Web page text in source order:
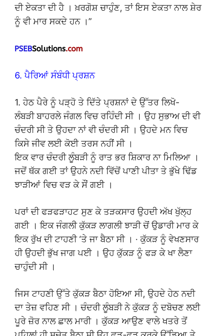
ਦੀ ਏਕਤਾ ਦੀ ਹੈ । ਖ਼ਰਗੋਸ਼ ਚਾਹੁੰਣ, ਤਾਂ ਇਸ ਏਕਤਾ ਨਾਲ ਸ਼ੇਰ
ਨੂੰ ਵੀ ਮਾਰ ਸਕਦੇ ਹਨ ।”
6. ਪੈਰਿਆਂ ਸੰਬੰਧੀ ਪ੍ਰਸ਼ਨ
1. ਹੇਠ ਪੈਰੇ ਨੂੰ ਪੜ੍ਹੋ ਤੇ ਦਿੱਤੇ ਪ੍ਰਸ਼ਨਾਂ ਦੇ ਉੱਤਰ ਲਿਖੋ-
ਲੰਬੜੀ ਬਾਹਰਲੇ ਜੰਗਲ ਵਿਚ ਰਹਿੰਦੀ ਸੀ । ਉਹ ਸੁਭਾਅ ਦੀ ਵੀ
ਚੰਦਰੀ ਸੀ ਤੇ ਉਹਦਾ ਨਾਂ ਵੀ ਚੰਦਰੀ ਸੀ । ਉਹਦੇ ਮਨ ਵਿਚ
ਕਿਸੇ ਜੀਵ ਲਈ ਕੋਈ ਤਰਸ ਨਹੀਂ ਸੀ ।
ਇਕ ਵਾਰ ਚੰਦਰੀ ਲੂੰਬੜੀ ਨੂੰ ਰਾਤ ਭਰ ਸ਼ਿਕਾਰ ਨਾ ਮਿਲਿਆ ।
ਜਦੋਂ ਥੱਕ ਗਈ ਤਾਂ ਉਹਨੇ ਨਦੀ ਵਿੱਚੋਂ ਪਾਣੀ ਪੀਤਾ ਤੇ ਭੁੱਖੇ ਢਿੱਡ
ਝਾੜੀਆਂ ਵਿਚ ਵੜ ਕੇ ਸੌਂ ਗਈ ।
ਪਰਾਂ ਦੀ ਫੜਫੜਾਹਟ ਸੁਣ ਕੇ ਤੜਕਸਾਰ ਉਹਦੀ ਅੱਖ ਖੁੱਲ੍ਹ
ਗਈ । ਇਕ ਜੰਗਲੀ ਕੁੱਕੜ ਲਾਗਲੀ ਝਾੜੀ ਚੋਂ ਉਡਾਰੀ ਮਾਰ ਕੇ
ਇਕ ਰੁੱਖ ਦੀ ਟਾਹਣੀ ‘ਤੇ ਜਾ ਬੈਠਾ ਸੀ । · ਕੁੱਕੜ ਨੂੰ ਵੇਖਣਸਾਰ
ਹੀ ਉਹਦੀ ਭੁੱਖ ਜਾਗ ਪਈ । ਉਹ ਕੁੱਕੜ ਨੂੰ ਫੜ ਕੇ ਖਾ ਲੈਣਾ
ਚਾਹੁੰਦੀ ਸੀ ।
ਜਿਸ ਟਾਹਣੀ ਉੱਤੇ ਕੁੱਕੜ ਬੈਠਾ ਹੋਇਆ ਸੀ, ਉਹਦੇ ਹੇਠ ਨਦੀ
ਦਾ ਤੇਜ਼ ਵਹਿਣ ਸੀ । ਚੰਦਰੀ ਲੂੰਬੜੀ ਨੇ ਕੁੱਕੜ ਨੂੰ ਦਬੋਚਣ ਲਈ
ਪੂਰੇ ਜ਼ੋਰ ਨਾਲ ਛਾਲ ਮਾਰੀ । ਕੁੱਕੜ ਆਉਣ ਵਾਲੇ ਖਤਰੇ ਤੋਂ